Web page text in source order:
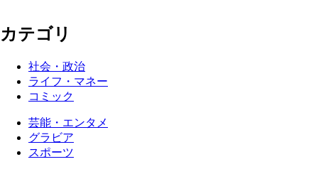
カテゴリ
社会・政治
ライフ・マネー
コミック
芸能・エンタメ
グラビア
スポーツ